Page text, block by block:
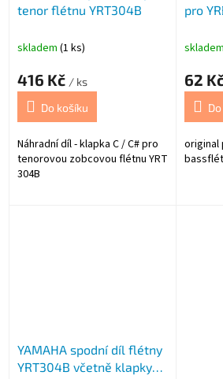
tenor flétnu YRT304B
skladem (1 ks)
416 Kč / ks
Do košíku
Náhradní díl - klapka C / C# pro
tenorovou zobcovou flétnu YRT
304B
pro
skladem
62
original
YAMAHA spodní díl flétny
YRT304B včetně klapky